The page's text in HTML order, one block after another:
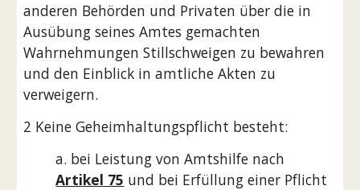
anderen Behörden und Privaten über die in
Ausübung seines Amtes gemachten
Wahrnehmungen Stillschweigen zu bewahren
und den Einblick in amtliche Akten zu
verweigern.
2 Keine Geheimhaltungspflicht besteht:
a. bei Leistung von Amtshilfe nach
Artikel 75 und bei Erfüllung einer Pflicht